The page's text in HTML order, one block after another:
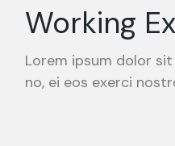
Working
Lorem ipsum dolor
no, ei eos exerci